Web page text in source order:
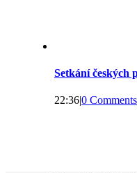
Setkání českých
22:36|0 Comments